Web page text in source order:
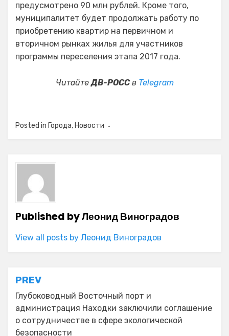
предусмотрено 90 млн рублей. Кроме того,
муниципалитет будет продолжать работу по
приобретению квартир на первичном и
вторичном рынках жилья для участников
программы переселения этапа 2017 года.
ЧитайтеДВ-РОССв Telegram
Posted in Города, Новости
Published byЛеонид Виноградов
View all posts by Леонид Виноградов
Навигация
по
записям
PREV
Глубоководный Восточный порт и
администрация Находки заключили соглашение
о сотрудничестве в сфере экологической
безопасности